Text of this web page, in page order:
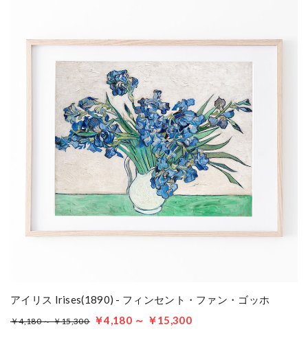
アイリス Irises(1890) - フィンセント・ファン・ゴッホ
￥4,180 ～ ￥15,300 ￥4,180 ～ ￥15,300